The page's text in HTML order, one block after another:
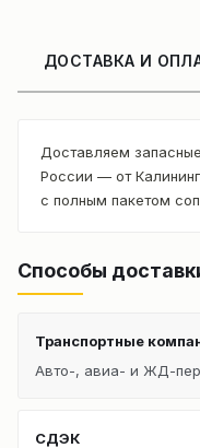
ДОСТАВКА И
Доставляем
России — от
с полным пакетом
Способы
Транспортные
Авто-, авиа- и ЖД-
СДЭК